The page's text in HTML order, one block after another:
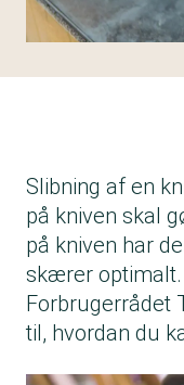
Slibning af en
på kniven skal
på kniven har
skærer optimalt.
Forbrugerrådet
til, hvordan du